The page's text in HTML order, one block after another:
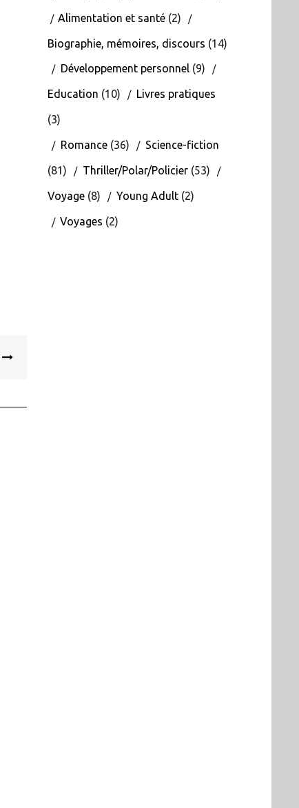
Alimentation et santé(2)
Biographie, mémoires, discours (14)
Développement personnel(9)
Education (10) Livres pratiques
(3)
Romance(36) Science-fiction
(81) Thriller/Polar/Policier(53)
Voyage(8) Young Adult(2)
Voyages (2)